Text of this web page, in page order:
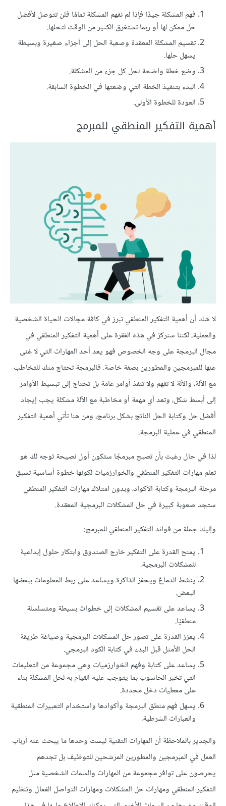
فهم المشكلة جيدًا فإذا لم نفهم المشكلة تمامًا فلن تتوصل لأفضل
حل ممكن لها أو ربما تستغرق الكثير من الوقت لتحلها.
تقسيم المشكلة المعقدة وصعبة الحل إلى أجزاء صغيرة وبسيطة
يسهل حلها.
وضع خطة واضحة لحل كل جزء من المشكلة.
البدء بتنفيذ الخطة التي وضعتها في الخطوة السابقة.
العودة للخطوة الأولى.
أهمية التفكير المنطقي للمبرمج
لا شك أن أهمية التفكير المنطقي تبرز في كافة مجالات الحياة الشخصية
والعملية، لكننا سنركز في هذه الفقرة على أهمية التفكير المنطقي في
مجال البرمجة على وجه الخصوص فهو يعد أحد المهارات التي لا غنى
عنها للمبرمجين والمطورين بصفة خاصة. فالبرمجة تحتاج منك للتخاطب
مع الآلة، والآلة لا تفهم ولا تنفذ أوامر عامة بل تحتاج إلى تبسيط الأوامر
إلى أبسط شكل، وتعد أي مهمة أو مخاطبة مع الآلة مشكلة يجب إيجاد
أفضل حل وكتابة الحل الناتج بشكل برنامج، ومن هنا تأتي أهمية التفكير
المنطقي في عملية البرمجة.
لذا في حال رغبت بأن تصبح مبرمجًا ستكون أول نصيحة توجه لك هو
تعلم مهارات التفكير المنطقي والخوارزميات لكونها خطوة أساسية تسبق
مرحلة البرمجة وكتابة الأكواد، وبدون امتلاك مهارات التفكير المنطقي
ستجد صعوبة كبيرة في حل المشكلات البرمجية المعقدة.
وإليك جملة من فوائد التفكير المنطقي للمبرمج:
يمنح القدرة على التفكير خارج الصندوق وابتكار حلول إبداعية
للمشكلات البرمجية.
ينشط الدماغ ويحفز الذاكرة ويساعد على ربط المعلومات ببعضها
البعض.
يساعد على تقسيم المشكلات إلى خطوات بسيطة ومتسلسلة
منطقيًا.
يعزز القدرة على تصور حل المشكلات البرمجية وصياغة طريقة
الحل الأمثل قبل البدء في كتابة الكود البرمجي.
يساعد على كتابة وفهم الخوارزميات وهي مجموعة من التعليمات
التي تخبر الحاسوب بما يتوجب عليه القيام به لحل المشكلة بناء
على معطيات دخل محددة.
يسهل فهم منطق البرمجة وأكوادها واستخدام التعبيرات المنطقية
والعبارات الشرطية.
والجدير بالملاحظة أن المهارات التقنية ليست وحدها ما يبحث عنه أرباب
العمل في المبرمجين والمطورين المرشحين للتوظيف بل تجدهم
يحرصون على توافر مجموعة من المهارات والسمات الشخصية مثل
التفكير المنطقي ومهارات حل المشكلات ومهارات التواصل الفعال وتنظيم